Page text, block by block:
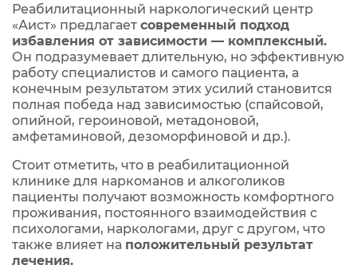
Реабилитационный наркологический центр
«Аист» предлагает современный подход
избавления от зависимости — комплексный.
Он подразумевает длительную, но эффективную
работу специалистов и самого пациента, а
конечным результатом этих усилий становится
полная победа над зависимостью (спайсовой,
опийной, героиновой, метадоновой,
амфетаминовой, дезоморфиновой и др.).
Стоит отметить, что в реабилитационной
клинике для наркоманов и алкоголиков
пациенты получают возможность комфортного
проживания, постоянного взаимодействия с
психологами, наркологами, друг с другом, что
также влияет на положительный результат
лечения.